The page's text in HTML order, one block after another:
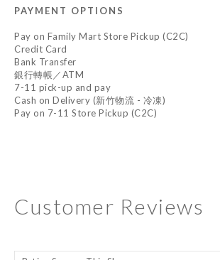
PAYMENT OPTIONS
Pay on Family Mart Store Pickup (C2C)
Credit Card
Bank Transfer
銀行轉帳／ATM
7-11 pick-up and pay
Cash on Delivery (新竹物流 - 冷凍)
Pay on 7-11 Store Pickup (C2C)
Customer Reviews